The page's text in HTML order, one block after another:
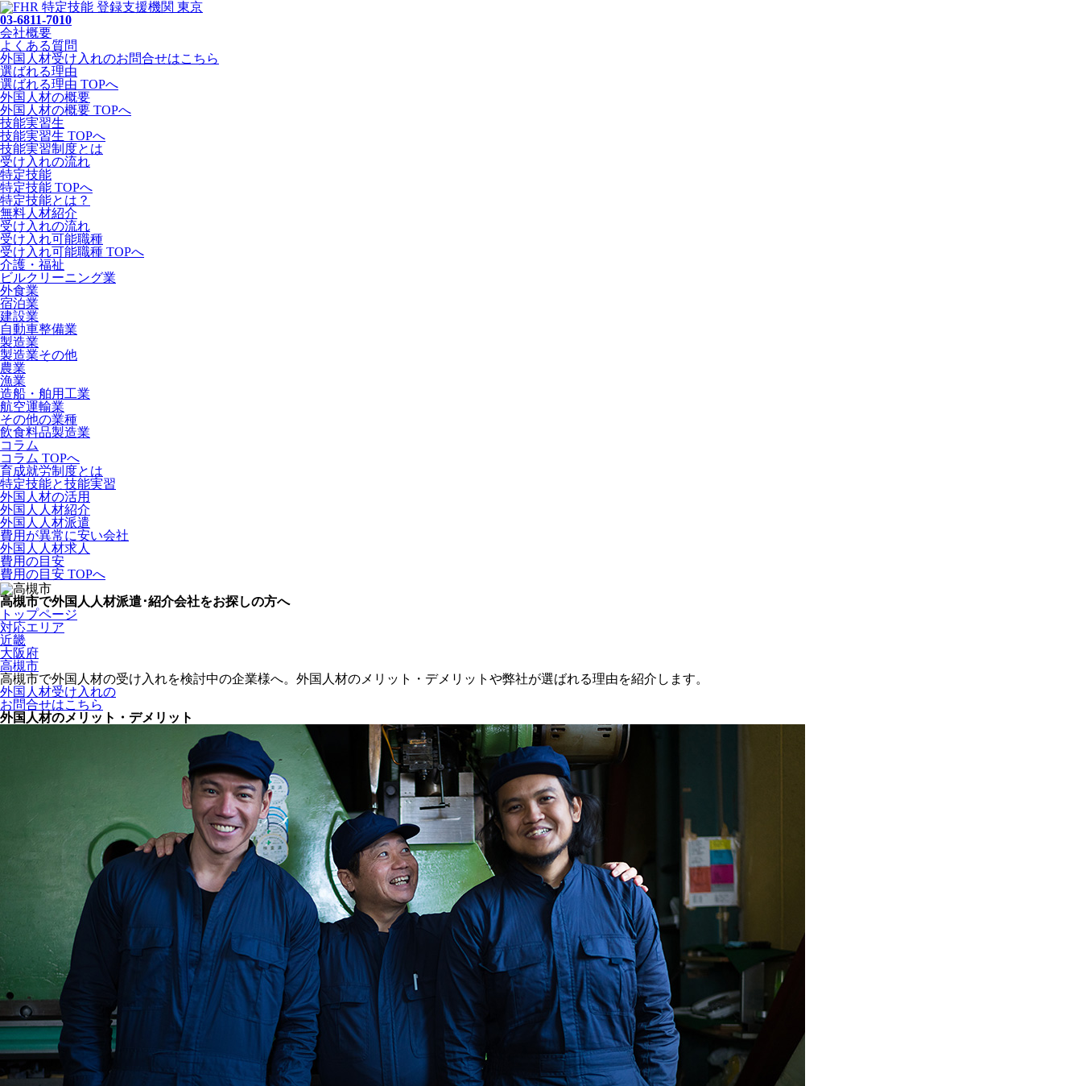
03-6811-7010
会社概要
よくある質問
外国人材受け入れのお問合せはこちら
選ばれる理由
選ばれる理由 TOPへ
外国人材の概要
外国人材の概要 TOPへ
技能実習生
技能実習生 TOPへ
技能実習制度とは
受け入れの流れ
特定技能
特定技能 TOPへ
特定技能とは？
無料人材紹介
受け入れの流れ
受け入れ可能職種
受け入れ可能職種 TOPへ
介護・福祉
ビルクリーニング業
外食業
宿泊業
建設業
自動車整備業
製造業
製造業その他
農業
漁業
造船・舶用工業
航空運輸業
その他の業種
飲食料品製造業
コラム
コラム TOPへ
育成就労制度とは
特定技能と技能実習
外国人材の活用
外国人人材紹介
外国人人材派遣
費用が異常に安い会社
外国人人材求人
費用の目安
費用の目安 TOPへ
高槻市で外国人人材派遣･紹介会社をお探しの方へ
トップページ
対応エリア
近畿
大阪府
高槻市
高槻市で外国人材の受け入れを検討中の企業様へ。外国人材のメリット・デメリットや弊社が選ばれる理由を紹介します。
外国人材受け入れの
お問合せはこちら
外国人材のメリット・デメリット